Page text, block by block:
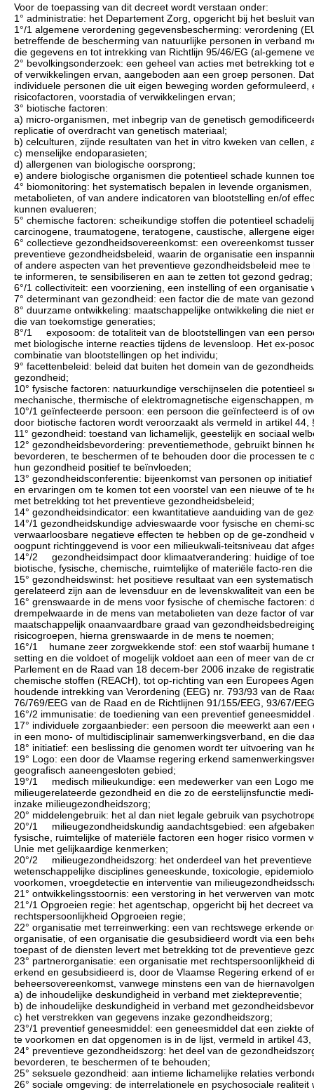
Voor de toepassing van dit decreet wordt verstaan onder:
1° administratie: het Departement Zorg, opgericht bij het besluit
1°/1 algemene verordening gegevensbescherming: verordening
betreffende de bescherming van natuurlijke personen in verband
die gegevens en tot intrekking van Richtlijn 95/46/EG (al-gemene
2° bevolkingsonderzoek: een geheel van acties met betrekking
of verwikkelingen ervan, aangeboden aan een groep personen.
individuele personen die uit eigen beweging worden
risicofactoren, voorstadia of verwikkelingen ervan;
3° biotische factoren:
a) micro-organismen, met inbegrip van de genetisch
replicatie of overdracht van genetisch materiaal;
b) celculturen, zijnde resultaten van het in vitro kweken van
c) menselijke endoparasieten;
d) allergenen van biologische oorsprong;
e) andere biologische organismen die potentieel schade kunnen
4° biomonitoring: het systematisch bepalen in levende
metabolieten, of van andere indicatoren van blootstelling en/of
kunnen evalueren;
5° chemische factoren: scheikundige stoffen die potentieel
carcinogene, traumatogene, teratogene, caustische, allergene
6° collectieve gezondheidsovereenkomst: een overeenkomst
preventieve gezondheidsbeleid, waarin de organisatie een
of andere aspecten van het preventieve gezondheidsbeleid mee
te informeren, te sensibiliseren en aan te zetten tot gezond gedrag;
6°/1 collectiviteit: een voorziening, een instelling of een
7° determinant van gezondheid: een factor die de mate van
8° duurzame ontwikkeling: maatschappelijke ontwikkeling die niet
die van toekomstige generaties;
8°/1 exposoom: de totaliteit van de blootstellingen van een
met biologische interne reacties tijdens de levensloop. Het ex-
combinatie van blootstellingen op het individu;
9° facettenbeleid: beleid dat buiten het domein van de
gezondheid;
10° fysische factoren: natuurkundige verschijnselen die
mechanische, thermische of elektromagnetische eigenschappen,
10°/1 geïnfecteerde persoon: een persoon die geïnfecteerd is of
door biotische factoren wordt veroorzaakt als vermeld in artikel 44,
11° gezondheid: toestand van lichamelijk, geestelijk en sociaal
12° gezondheidsbevordering: preventiemethode, gebruikt binnen
bevorderen, te beschermen of te behouden door die processen
hun gezondheid positief te beïnvloeden;
13° gezondheidsconferentie: bijeenkomst van personen op
en ervaringen om te komen tot een voorstel van een nieuwe of te
met betrekking tot het preventieve gezondheidsbeleid;
14° gezondheidsindicator: een kwantitatieve aanduiding van de
14°/1 gezondheidskundige advieswaarde voor fysische en
verwaarloosbare negatieve effecten te hebben op de ge-
oogpunt richtinggevend is voor een milieukwali-teitsniveau dat
14°/2 gezondheidsimpact door klimaatverandering: huidige of
biotische, fysische, chemische, ruimtelijke of materiële facto-ren
15° gezondheidswinst: het positieve resultaat van een
gerelateerd zijn aan de levensduur en de levenskwaliteit van een
16° grenswaarde in de mens voor fysische of chemische
drempelwaarde in de mens van metabolieten van deze factor of
maatschappelijk onaanvaardbare graad van
risicogroepen, hierna grenswaarde in de mens te noemen;
16°/1 humane zeer zorgwekkende stof: een stof waarbij humane
setting en die voldoet of mogelijk voldoet aan een of meer van de
Parlement en de Raad van 18 decem-ber 2006 inzake de
chemische stoffen (REACH), tot op-richting van een Europees
houdende intrekking van Verordening (EEG) nr. 793/93 van de
76/769/EEG van de Raad en de Richtlijnen 91/155/EEG, 93/67/
16°/2 immunisatie: de toediening van een preventief
17° individuele zorgaanbieder: een persoon die meewerkt aan
in een mono- of multidisciplinair samenwerkingsverband, en die
18° initiatief: een beslissing die genomen wordt ter uitvoering van
19° Logo: een door de Vlaamse regering erkend
geografisch aaneengesloten gebied;
19°/1 medisch milieukundige: een medewerker van een Logo
milieugerelateerde gezondheid en die zo de eerstelijnsfunctie
inzake milieugezondheidszorg;
20° middelengebruik: het al dan niet legale gebruik van
20°/1 milieugezondheidskundig aandachtsgebied: een
fysische, ruimtelijke of materiële factoren een hoger risico
Unie met gelijkaardige kenmerken;
20°/2 milieugezondheidszorg: het onderdeel van het
wetenschappelijke disciplines geneeskunde, toxicologie,
voorkomen, vroegdetectie en interventie van
21° ontwikkelingsstoornis: een verstoring in het verwerven van
21°/1 Opgroeien regie: het agentschap, opgericht bij het decreet
rechtspersoonlijkheid Opgroeien regie;
22° organisatie met terreinwerking: een van rechtswege erkende
organisatie, of een organisatie die gesubsidieerd wordt via een
toepast of de diensten levert met betrekking tot de preventieve
23° partnerorganisatie: een organisatie met rechtspersoonlijkheid
erkend en gesubsidieerd is, door de Vlaamse Regering erkend of
beheersovereenkomst, vanwege minstens een van de
a) de inhoudelijke deskundigheid in verband met ziektepreventie;
b) de inhoudelijke deskundigheid in verband met
c) het verstrekken van gegevens inzake gezondheidszorg;
23°/1 preventief geneesmiddel: een geneesmiddel dat een ziekte
te voorkomen en dat opgenomen is in de lijst, vermeld in artikel 43,
24° preventieve gezondheidszorg: het deel van de
bevorderen, te beschermen of te behouden;
25° seksuele gezondheid: aan intieme lichamelijke relaties
26° sociale omgeving: de interrelationele en psychosociale